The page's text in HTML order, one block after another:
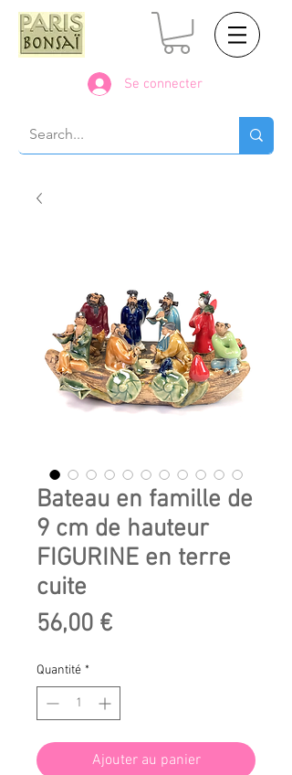
Se connecter
Bateau en famille de
9 cm de hauteur
FIGURINE en terre
cuite
56,00 €Prix
Quantité *
Ajouter au panier